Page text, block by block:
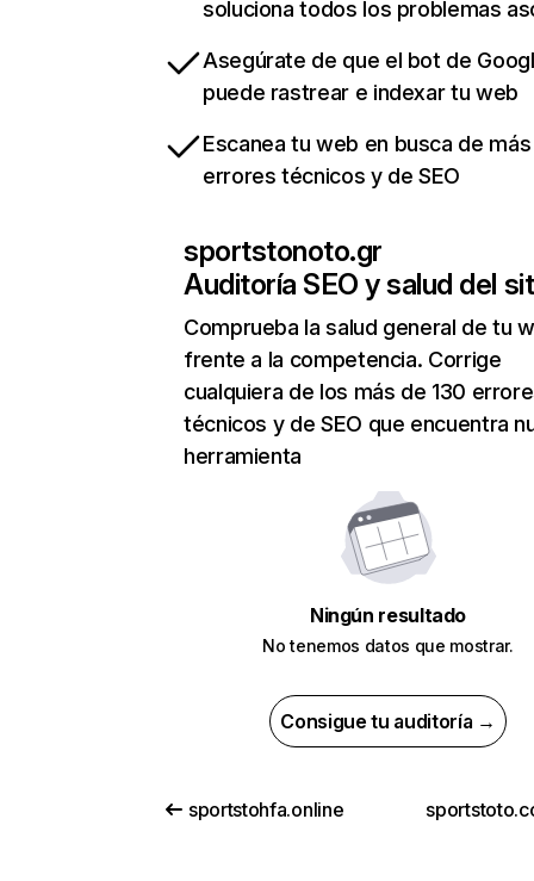
soluciona todos los problemas
Asegúrate de que el bot de
puede rastrear e indexar tu web
Escanea tu web en busca de
errores técnicos y de SEO
sportstonoto.gr
Auditoría SEO y salud del
Comprueba la salud general de tu
frente a la competencia. Corrige
cualquiera de los más de 130
técnicos y de SEO que encuentra
herramienta
Ningún resultado
No tenemos datos que mostrar.
Consigue tu auditoría →
sportstohfa.online